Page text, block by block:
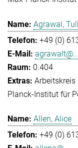
Agrawal,
+49 (0)
agrawalt@...
0.404
Arbeitskreis
Planck-Institut für
Allen, Alice
+49 (0)